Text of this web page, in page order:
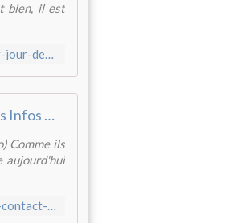
bien, il est
https://www.penhars-infos.com/article-kermoysan-demain-le-dernier-jour-de-la-galerie-124659548.html
Faut pas pleurer ! On reprend contact dans 10 jours - Penhars Infos Quimper
Comme ils
aujourd'hui
https://www.penhars-infos.com/article-faut-pas-pleurer-on-reprend-contact-dans-10-jours-124614579.html